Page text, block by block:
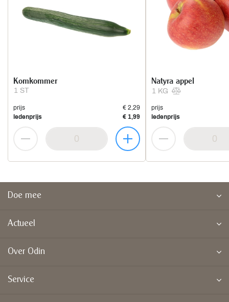
1 ST
Komkommer
prijs
€ 2,29
ledenprijs
€ 1,99
1 KG
Natyra appel
prijs
ledenprijs
Doe mee
Actueel
Over Odin
Service